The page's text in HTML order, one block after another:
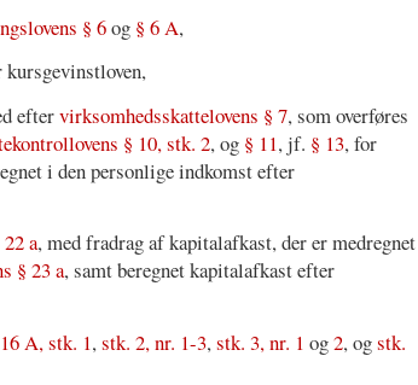
§ 6og § 6 A,
eftervirksomhedsskattelovens § 7, som overføres
§ 10, stk. 2, og § 11, jf. § 13, for
i den personlige indkomst efter
a, med fradrag af kapitalafkast, der er medregnet
§ 23 a, samt beregnet kapitalafkast efter
A, stk. 1, stk. 2, nr. 1-3, stk. 3, nr. 1 og2, ogstk.